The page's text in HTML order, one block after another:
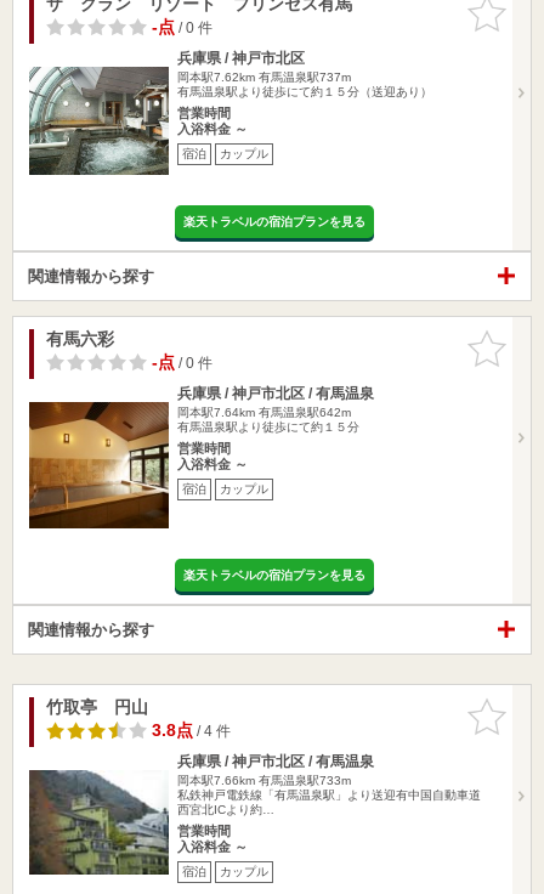
りに追加
-点/ 0 件
兵庫県 / 神戸市北区
岡本駅7.62km 有馬温泉駅737m
有馬温泉駅より徒歩にて約１５分（送迎あり）
営業時間
入浴料金 ～
宿泊 カップル
楽天トラベルの宿泊プランを見る
関連情報から探す
お気に入
りに追加
有馬六彩
-点/ 0 件
兵庫県 / 神戸市北区 / 有馬温泉
岡本駅7.64km 有馬温泉駅642m
有馬温泉駅より徒歩にて約１５分
営業時間
入浴料金 ～
宿泊 カップル
楽天トラベルの宿泊プランを見る
関連情報から探す
お気に入
りに追加
竹取亭 円山
3.8点/ 4 件
兵庫県 / 神戸市北区 / 有馬温泉
岡本駅7.66km 有馬温泉駅733m
私鉄神戸電鉄線「有馬温泉駅」より送迎有中国自動車道
西宮北ICより約…
営業時間
入浴料金 ～
宿泊 カップル